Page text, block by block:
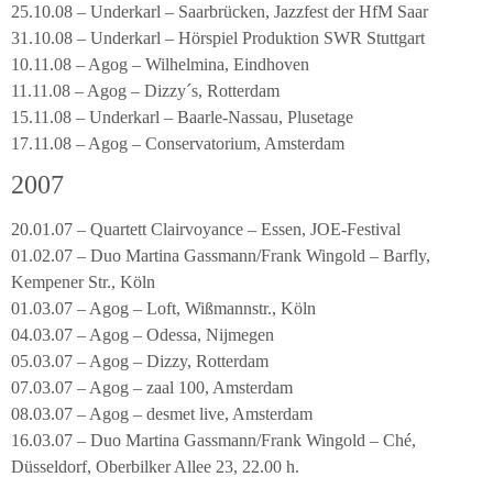
25.10.08 – Underkarl – Saarbrücken, Jazzfest der HfM Saar
31.10.08 – Underkarl – Hörspiel Produktion SWR Stuttgart
10.11.08 – Agog – Wilhelmina, Eindhoven
11.11.08 – Agog – Dizzy´s, Rotterdam
15.11.08 – Underkarl – Baarle-Nassau, Plusetage
17.11.08 – Agog – Conservatorium, Amsterdam
2007
20.01.07 – Quartett Clairvoyance – Essen, JOE-Festival
01.02.07 – Duo Martina Gassmann/Frank Wingold – Barfly,
Kempener Str., Köln
01.03.07 – Agog – Loft, Wißmannstr., Köln
04.03.07 – Agog – Odessa, Nijmegen
05.03.07 – Agog – Dizzy, Rotterdam
07.03.07 – Agog – zaal 100, Amsterdam
08.03.07 – Agog – desmet live, Amsterdam
16.03.07 – Duo Martina Gassmann/Frank Wingold – Ché,
Düsseldorf, Oberbilker Allee 23, 22.00 h.